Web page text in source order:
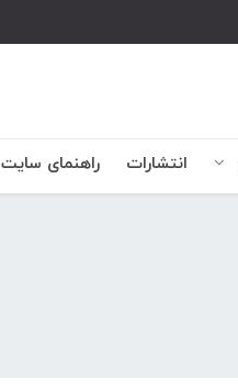
انتشارات راهنمای سایت